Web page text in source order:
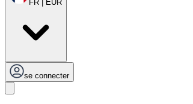
FR | EUR
se connecter